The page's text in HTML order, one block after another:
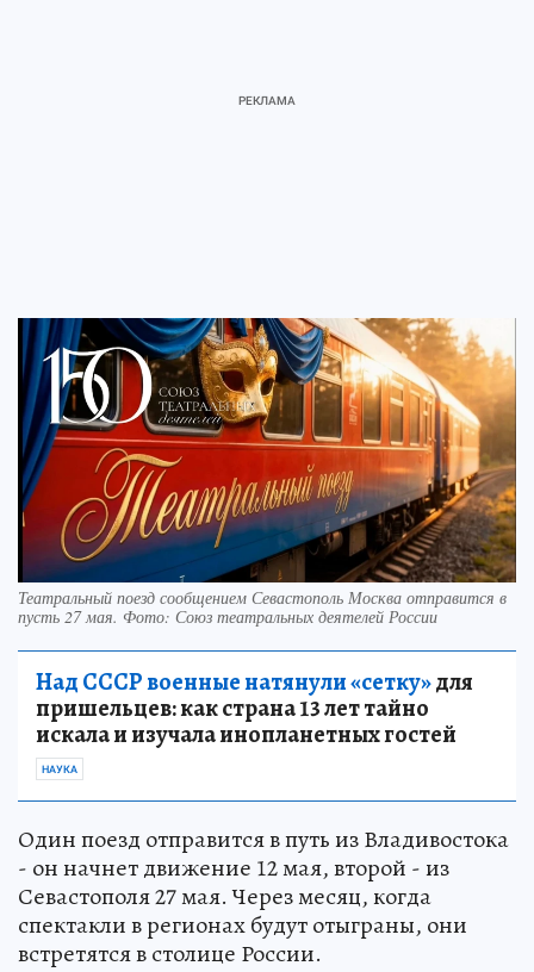
Театральный поезд сообщением Севастополь Москва отправится в
пусть 27 мая. Фото: Союз театральных деятелей России
Над СССР военные натянули «сетку»для
пришельцев: как страна 13 лет тайно
искала и изучала инопланетных гостей
НАУКА
Один поезд отправится в путь из Владивостока
- он начнет движение 12 мая, второй - из
Севастополя 27 мая. Через месяц, когда
спектакли в регионах будут отыграны, они
встретятся в столице России.